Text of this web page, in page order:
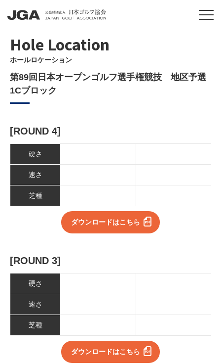
Hole Location
ホールロケーション
第89回日本オープンゴルフ選手権競技 地区予選
1Cブロック
[ROUND 4]
硬さ
速さ
芝種
ダウンロードはこちら
[ROUND 3]
硬さ
速さ
芝種
ダウンロードはこちら